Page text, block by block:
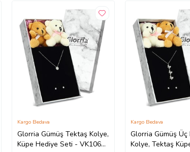
Glorria Gümüş Tektaş Kolye,
Küpe Hediye Seti - VK1068-
Kargo Bedava
Glorria Gümüş Üç
Kolye, Tektaş
Kargo Bedava